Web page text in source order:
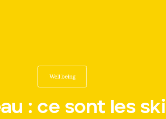
Well being
: ce sont les